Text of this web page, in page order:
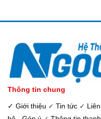
Thông tin chung
✓ Giới thiệu ✓ Tin tức ✓ Liên